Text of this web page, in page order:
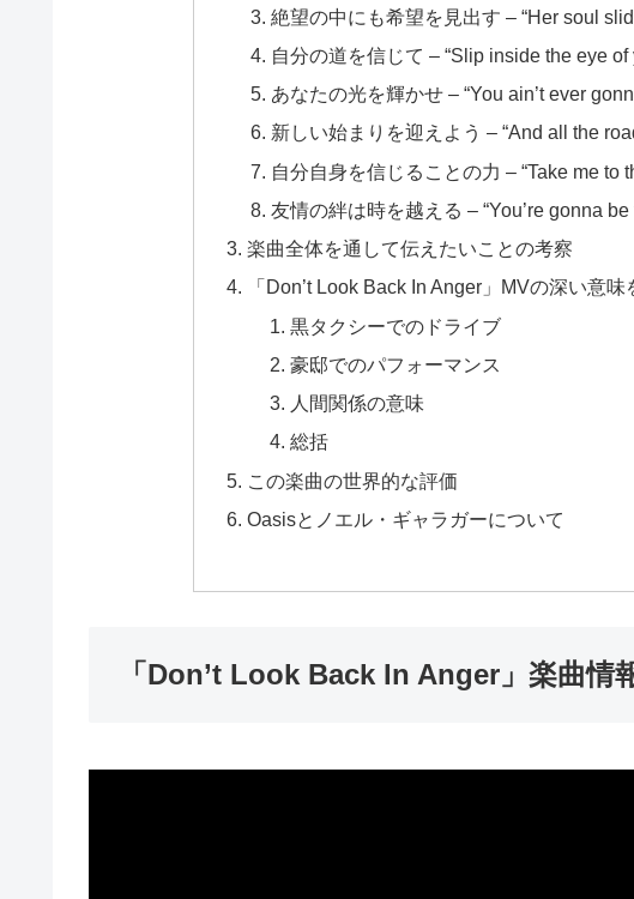
絶望の中にも希望を見出す – “Her soul
自分の道を信じて – “Slip inside the eye of
あなたの光を輝かせ – “You ain’t ever
新しい始まりを迎えよう – “And all the
自分自身を信じることの力 – “Take me to
友情の絆は時を越える – “You’re gonna
楽曲全体を通して伝えたいことの考察
「Don’t Look Back In Anger」MVの深い意
黒タクシーでのドライブ
豪邸でのパフォーマンス
人間関係の意味
総括
この楽曲の世界的な評価
Oasisとノエル・ギャラガーについて
「Don’t Look Back In Anger」楽曲情